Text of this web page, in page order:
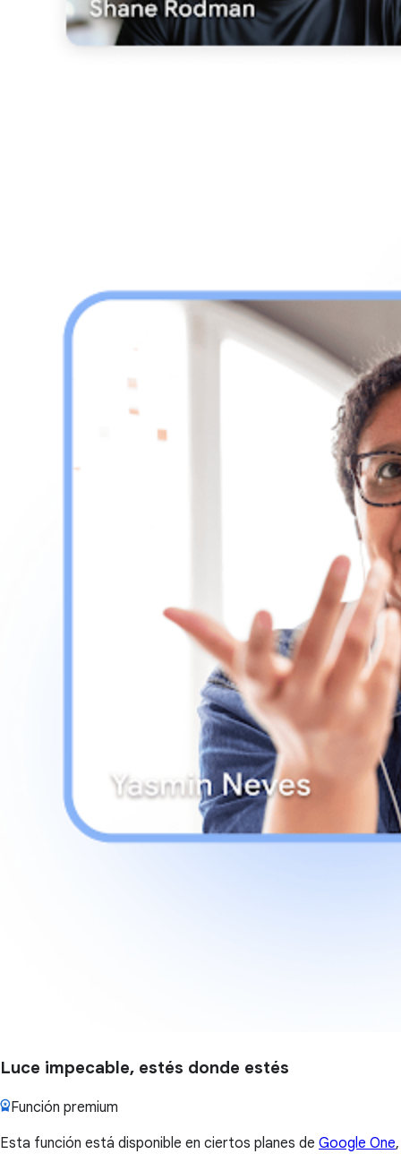
Luce impecable, estés donde estés
Función premium
Esta función está disponible en ciertos planes de Google One,